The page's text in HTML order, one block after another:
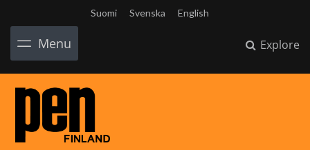
Suomi Svenska English
Menu Explore